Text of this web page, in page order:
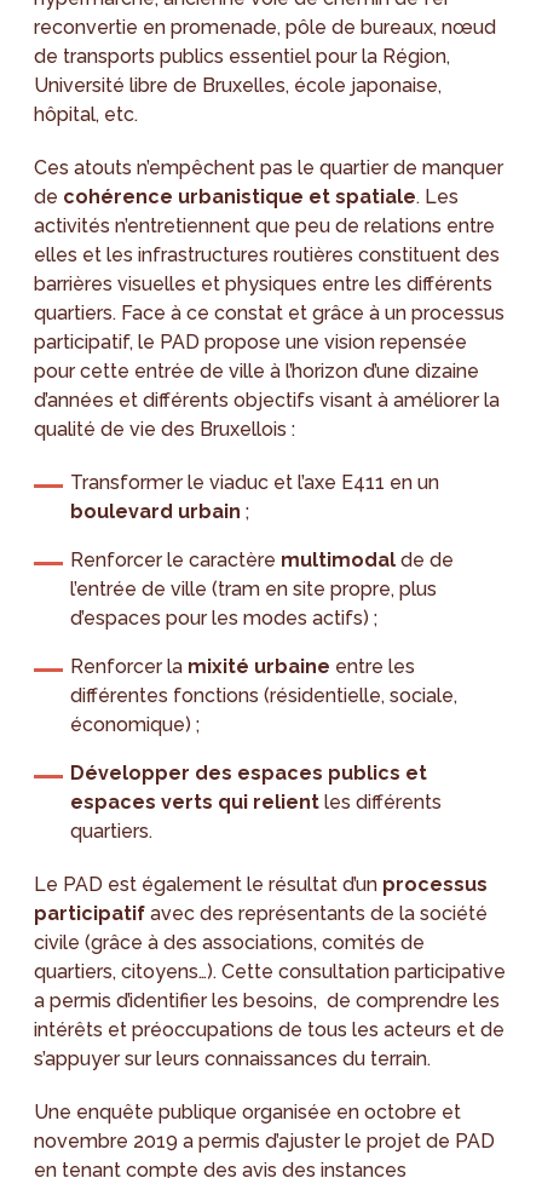
reconvertie en promenade, pôle de bureaux, nœud
de transports publics essentiel pour la Région,
Université libre de Bruxelles, école japonaise,
hôpital, etc.
Ces atouts n’empêchent pas le quartier de manquer
de cohérence urbanistique et spatiale. Les
activités n’entretiennent que peu de relations entre
elles et les infrastructures routières constituent des
barrières visuelles et physiques entre les différents
quartiers. Face à ce constat et grâce à un processus
participatif, le PAD propose une vision repensée
pour cette entrée de ville à l’horizon d’une dizaine
d’années et différents objectifs visant à améliorer la
qualité de vie des Bruxellois :
Transformer le viaduc et l’axe E411 en un
boulevard urbain ;
Renforcer le caractère multimodal de de
l’entrée de ville (tram en site propre, plus
d’espaces pour les modes actifs) ;
Renforcer la mixité urbaine entre les
différentes fonctions (résidentielle, sociale,
économique) ;
Développer des espaces publics et
espaces verts qui relient les différents
quartiers.
Le PAD est également le résultat d’un processus
participatif avec des représentants de la société
civile (grâce à des associations, comités de
quartiers, citoyens…). Cette consultation participative
a permis d’identifier les besoins, de comprendre les
intérêts et préoccupations de tous les acteurs et de
s’appuyer sur leurs connaissances du terrain.
Une enquête publique organisée en octobre et
novembre 2019 a permis d’ajuster le projet de PAD
en tenant compte des avis des instances